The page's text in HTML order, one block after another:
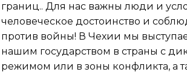
границ.. Для нас важны люди и
человеческое достоинство и
против войны! В Чехии мы
нашим государством в страны с
режимом или в зоны конфликта, а